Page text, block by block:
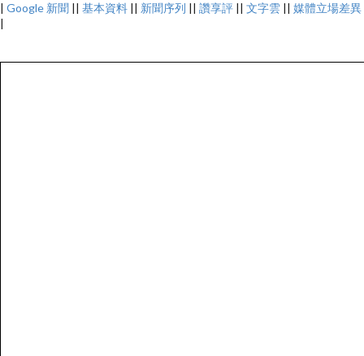
| Google 新聞 || 基本資料 || 新聞序列 || 讚享評 || 文字雲 || 媒體立場差異
|